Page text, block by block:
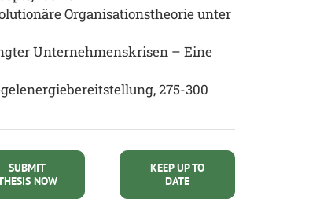
Organisationstheorie unter
Unternehmenskrisen – Eine
275-300
SUBMIT
NOW
KEEP UP TO
DATE